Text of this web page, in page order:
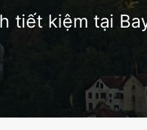
tiết kiệm tại